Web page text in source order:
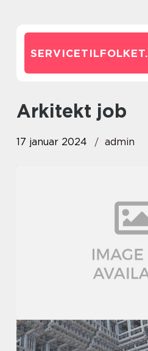
SERVICETILFOLKET.
arkitekt job
17 januar 2024 admin